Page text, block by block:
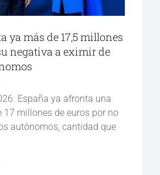
ya más de 17,5 millones
negativa a eximir de
España ya afronta una
17 millones de euros por no
autónomos, cantidad que